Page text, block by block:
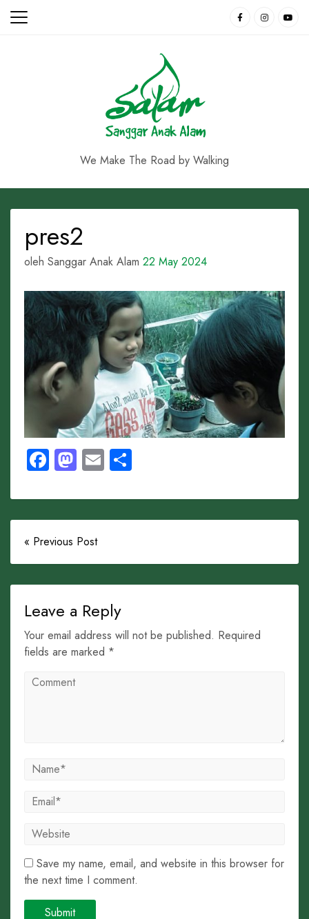
Skip
We Make The Road by Walking
pres2
oleh Sanggar Anak Alam 22 May 2024
Facebook
Mastodon
Email
« Previous Post
Leave a Reply
Your email address will not be published. Required
fields are marked *
Save my name, email, and website in this browser for
the next time I comment.